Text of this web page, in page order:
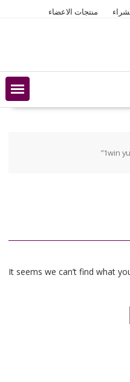
منتجات الاعضاء
It seems we can’t find what